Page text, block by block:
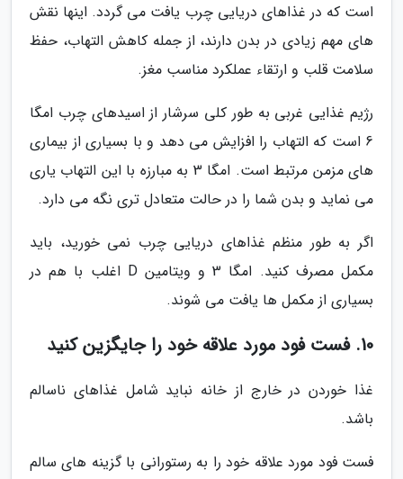
است که در غذاهای دریایی چرب یافت می گردد. اینها نقش
های مهم زیادی در بدن دارند، از جمله کاهش التهاب، حفظ
سلامت قلب و ارتقاء عملکرد مناسب مغز.
رژیم غذایی غربی به طور کلی سرشار از اسیدهای چرب امگا
6 است که التهاب را افزایش می دهد و با بسیاری از بیماری
های مزمن مرتبط است. امگا 3 به مبارزه با این التهاب یاری
می نماید و بدن شما را در حالت متعادل تری نگه می دارد.
اگر به طور منظم غذاهای دریایی چرب نمی خورید، باید
مکمل مصرف کنید. امگا 3 و ویتامین D اغلب با هم در
بسیاری از مکمل ها یافت می شوند.
10. فست فود مورد علاقه خود را جایگزین کنید
غذا خوردن در خارج از خانه نباید شامل غذاهای ناسالم
باشد.
فست فود مورد علاقه خود را به رستورانی با گزینه های سالم